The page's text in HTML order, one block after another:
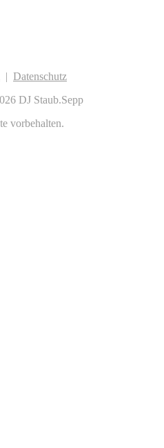
| Datenschutz
DJ Staub.Sepp
vorbehalten.